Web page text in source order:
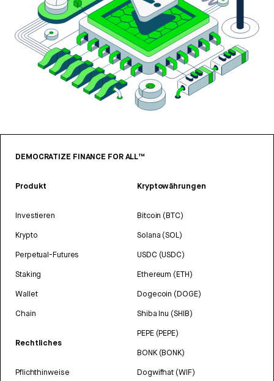
DEMOCRATIZE FINANCE FOR ALL™
Produkt
Investieren
Krypto
Perpetual-Futures
Staking
Wallet
Chain
Rechtliches
Pflichthinweise
Kryptowährungen
Bitcoin (BTC)
Solana (SOL)
USDC (USDC)
Ethereum (ETH)
Dogecoin (DOGE)
Shiba Inu (SHIB)
PEPE (PEPE)
BONK (BONK)
Dogwifhat (WIF)